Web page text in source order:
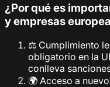
¿Por qué es
y empresas
⚖️ Cumplimiento
obligatorio en la
conlleva
🌍 Acceso a